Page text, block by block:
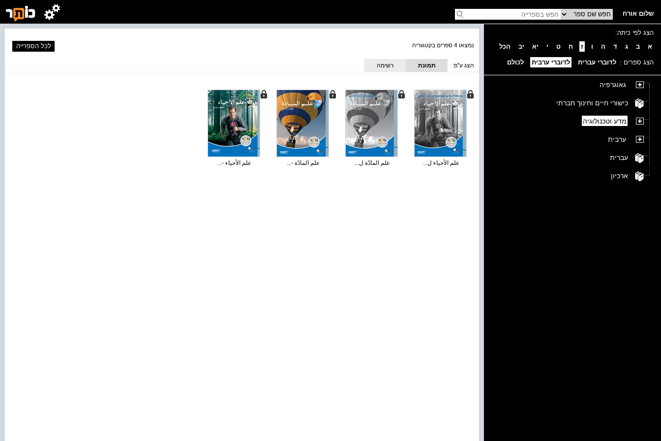
שלום אורח
הצג לפי כיתה:
א
ב ג ד ה ו ז ח ט י יא יב הכל
הצג ספרים : לדוברי עברית לדוברי ערבית לכולם
גאוגרפיה
כישורי חיים וחינוך חברתי
מדע וטכנולוגיה
ערבית
עברית
ארכיון
נמצאו 4 ספרים בקטגוריה לכל הספרייה
הצג ע''פ:
תמונת
רשימה
علم الأحياء ل... علم المادّة ل... علم المادّة -... علم الأحياء -...